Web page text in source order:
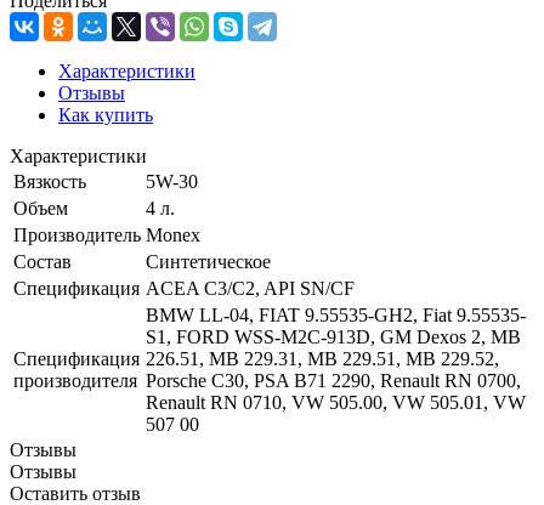
Характеристики
Отзывы
Как купить
Характеристики
Вязкость
5W-30
Объем
4 л.
Производитель Monex
Состав
Синтетическое
Спецификация ACEA C3/C2, API SN/CF
Спецификация
производителя
BMW LL-04, FIAT 9.55535-GH2, Fiat 9.55535-
S1, FORD WSS-M2C-913D, GM Dexos 2, MB
226.51, MB 229.31, MB 229.51, MB 229.52,
Porsche C30, PSA B71 2290, Renault RN 0700,
Renault RN 0710, VW 505.00, VW 505.01, VW
507 00
Отзывы
Отзывы
Оставить отзыв